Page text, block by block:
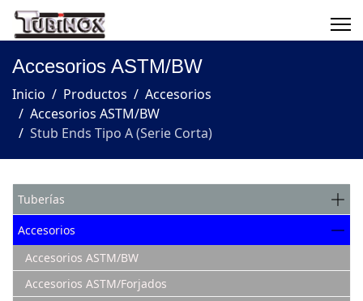
Accesorios ASTM/BW
Inicio Productos
Accesorios
Accesorios ASTM/BW
Stub Ends Tipo A (Serie Corta)
Tuberías
Accesorios
Accesorios ASTM/BW
Accesorios ASTM/Forjados